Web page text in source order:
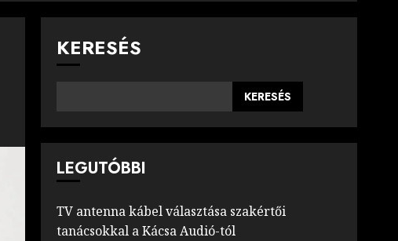
KERESÉS
KERESÉS
LEGUTÓBBI
TV antenna kábel választása szakértői
tanácsokkal a Kácsa Audió-tól